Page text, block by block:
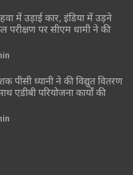
में उड़ाई कार, इंडिया में उड़ने
परीक्षण पर सीएम धामी ने की
पीसी ध्यानी ने की विद्युत वितरण
परियोजना कार्यों की